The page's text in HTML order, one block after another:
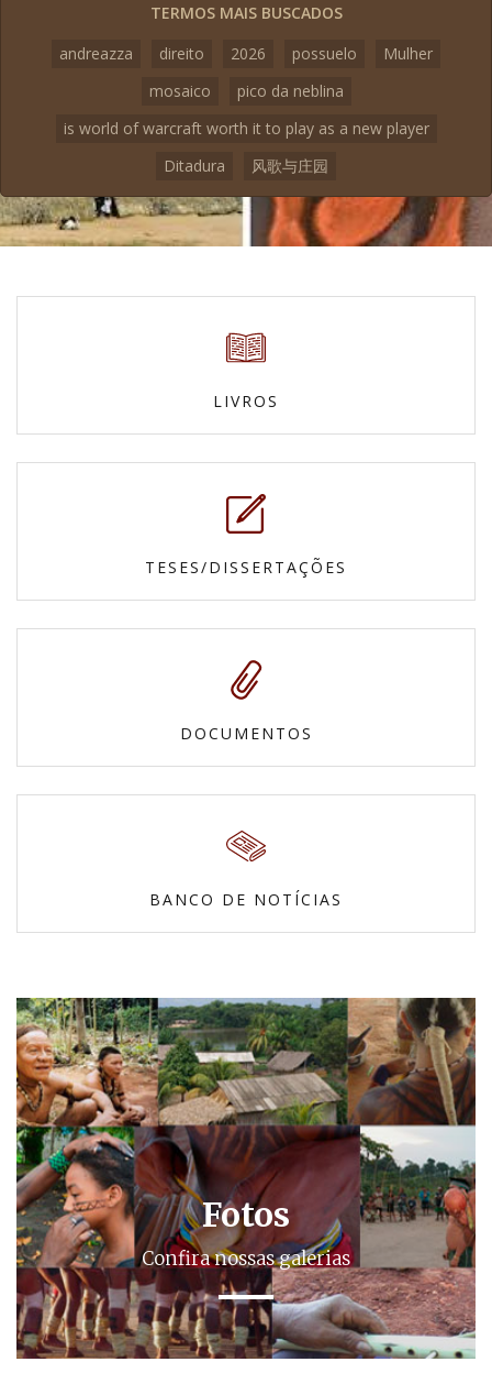
TERMOS MAIS BUSCADOS
andreazza
direito 2026 possuelo
Mulher
mosaico
pico da neblina
is world of warcraft worth it to play as a new player
Ditadura
风歌与庄园
LIVROS
TESES/DISSERTAÇÕES
DOCUMENTOS
BANCO DE NOTÍCIAS
Fotos
Confira nossas galerias